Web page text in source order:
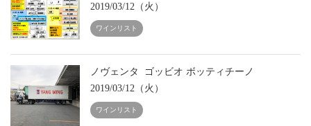
2019/03/12（火）
ワインリスト
ノヴェンタ ゴッビオ ボッティチーノ
2019/03/12（火）
ワインリスト